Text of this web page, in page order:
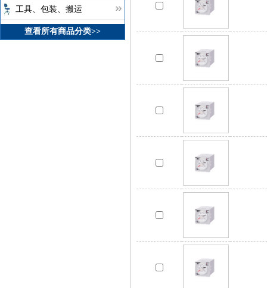
工具、包装、搬运
查看所有商品分类>>